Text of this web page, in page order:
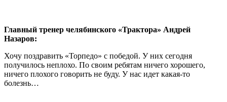
Главный тренер челябинского «Трактора» Андрей
Назаров:
Хочу поздравить «Торпедо» с победой. У них сегодня
получилось неплохо. По своим ребятам ничего хорошего,
ничего плохого говорить не буду. У нас идет какая-то
болезнь…